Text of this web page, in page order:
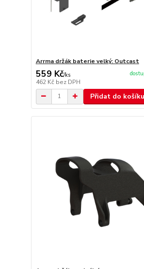
Arrma držák baterie velký: Outcast
559 Kč/ks
462 Kč bez DPH
Přidat do košíku